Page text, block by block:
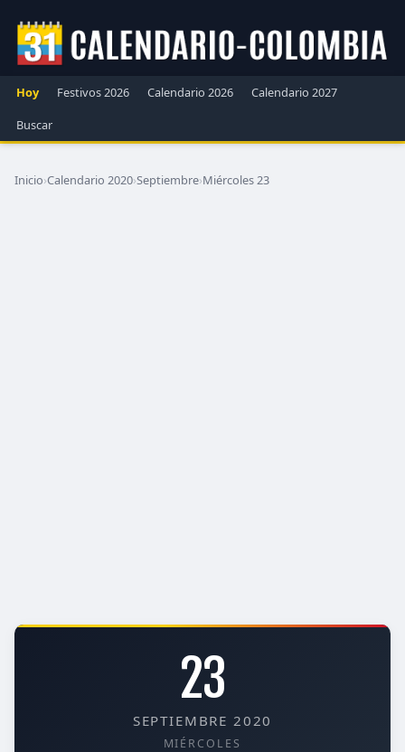
Hoy Festivos 2026 Calendario 2026
Calendario 2027
Buscar
Inicio›Calendario 2020›Septiembre›Miércoles 23
23
SEPTIEMBRE 2020
MIÉRCOLES